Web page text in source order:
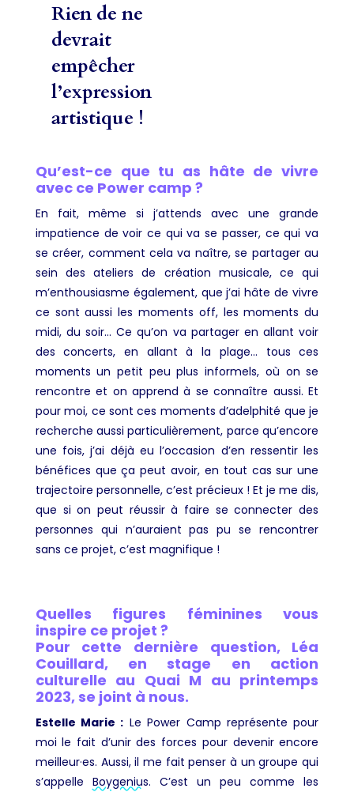
Rien de ne
devrait
empêcher
l’expression
artistique !
Qu’est-ce que tu as hâte de vivre
avec ce Power camp ?
En fait, même si j’attends avec une grande
impatience de voir ce qui va se passer, ce qui va
se créer, comment cela va naître, se partager au
sein des ateliers de création musicale, ce qui
m’enthousiasme également, que j’ai hâte de vivre
ce sont aussi les moments off, les moments du
midi, du soir… Ce qu’on va partager en allant voir
des concerts, en allant à la plage… tous ces
moments un petit peu plus informels, où on se
rencontre et on apprend à se connaître aussi. Et
pour moi, ce sont ces moments d’adelphité que je
recherche aussi particulièrement, parce qu’encore
une fois, j’ai déjà eu l’occasion d’en ressentir les
bénéfices que ça peut avoir, en tout cas sur une
trajectoire personnelle, c’est précieux ! Et je me dis,
que si on peut réussir à faire se connecter des
personnes qui n’auraient pas pu se rencontrer
sans ce projet, c’est magnifique !
Quelles figures féminines vous
inspire ce projet ?
Pour cette dernière question, Léa
Couillard, en stage en action
culturelle au Quai M au printemps
2023, se joint à nous.
Estelle Marie : Le Power Camp représente pour
moi le fait d’unir des forces pour devenir encore
meilleur·es. Aussi, il me fait penser à un groupe qui
s’appelle Boygenius. C’est un peu comme les